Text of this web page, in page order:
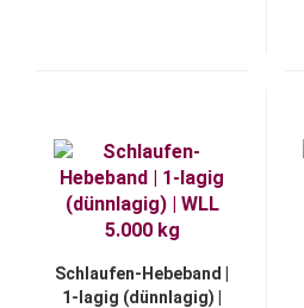
Schlaufen-Hebeband |
1-lagig (dünnlagig) |